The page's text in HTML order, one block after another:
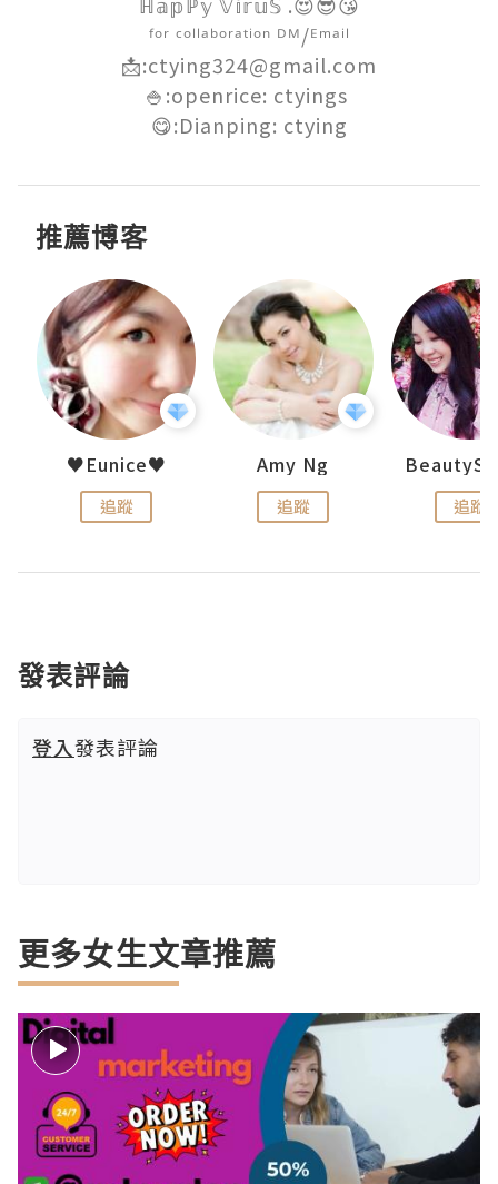
ᶠᵒʳ ᶜᵒˡˡᵃᵇᵒʳᵃᵗⁱᵒⁿ ᴰᴹ/ᴱᵐᵃⁱˡ
📩:ctying324@gmail.com
🍚:openrice: ctyings
😋:Dianping: ctying
推薦博客
♥Eunice♥
追蹤
Amy Ng
追蹤 追蹤
發表評論
登入發表評論
更多女生文章推薦